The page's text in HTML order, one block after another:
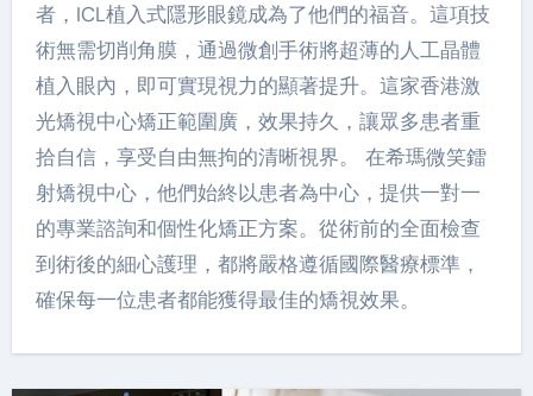
者，ICL植入式隱形眼鏡成為了他們的福音。這項技
術無需切削角膜，通過微創手術將超薄的人工晶體
植入眼內，即可實現視力的顯著提升。這家香港激
光矯視中心矯正範圍廣，效果持久，讓眾多患者重
拾自信，享受自由無拘的清晰視界。 在希瑪微笑鐳
射矯視中心，他們始終以患者為中心，提供一對一
的專業諮詢和個性化矯正方案。從術前的全面檢查
到術後的細心護理，都將嚴格遵循國際醫療標準，
確保每一位患者都能獲得最佳的矯視效果。